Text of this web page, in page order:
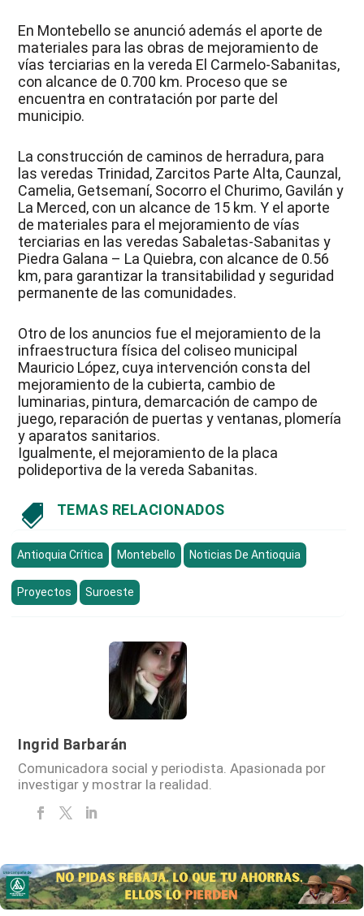
En Montebello se anunció además el aporte de
materiales para las obras de mejoramiento de
vías terciarias en la vereda El Carmelo-Sabanitas,
con alcance de 0.700 km. Proceso que se
encuentra en contratación por parte del
municipio.
La construcción de caminos de herradura, para
las veredas Trinidad, Zarcitos Parte Alta, Caunzal,
Camelia, Getsemaní, Socorro el Churimo, Gavilán y
La Merced, con un alcance de 15 km. Y el aporte
de materiales para el mejoramiento de vías
terciarias en las veredas Sabaletas-Sabanitas y
Piedra Galana – La Quiebra, con alcance de 0.56
km, para garantizar la transitabilidad y seguridad
permanente de las comunidades.
Otro de los anuncios fue el mejoramiento de la
infraestructura física del coliseo municipal
Mauricio López, cuya intervención consta del
mejoramiento de la cubierta, cambio de
luminarias, pintura, demarcación de campo de
juego, reparación de puertas y ventanas, plomería
y aparatos sanitarios.
Igualmente, el mejoramiento de la placa
polideportiva de la vereda Sabanitas.
 TEMAS RELACIONADOS
Antioquia Crítica Montebello Noticias De Antioquia
Proyectos Suroeste
Ingrid Barbarán
Comunicadora social y periodista. Apasionada por
investigar y mostrar la realidad.